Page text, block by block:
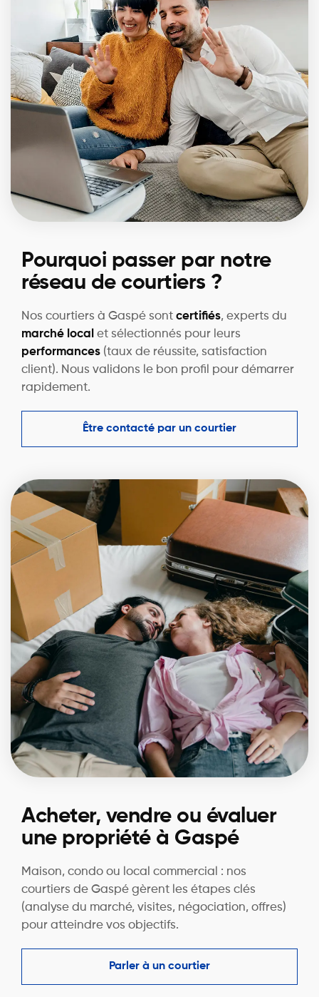
Pourquoi passer par notre
réseau de courtiers ?
Nos courtiers à Gaspé sont certifiés, experts du
marché local et sélectionnés pour leurs
performances (taux de réussite, satisfaction
client). Nous validons le bon profil pour démarrer
rapidement.
Être contacté par un courtier
Acheter, vendre ou évaluer
une propriété à Gaspé
Maison, condo ou local commercial : nos
courtiers de Gaspé gèrent les étapes clés
(analyse du marché, visites, négociation, offres)
pour atteindre vos objectifs.
Parler à un courtier